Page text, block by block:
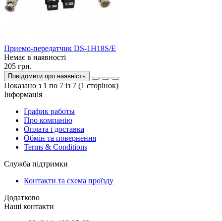
Приемо-передатчик DS-1H18S/E
Немає в наявності
205 грн.
Повідомити про наявність
Показано з 1 по 7 із 7 (1 сторінок)
Інформація
График работы
Про компанію
Оплата і доставка
Обмін та повернення
Terms & Conditions
Служба підтримки
Контакти та схема проїзду
Додатково
Наші контакти